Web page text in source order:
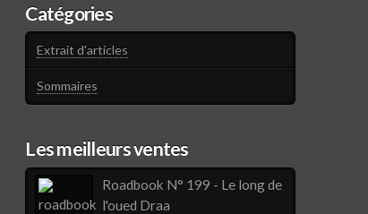
Catégories
Extrait d'articles
Sommaires
Les meilleurs ventes
Roadbook N° 199 - Le long de
l'oued Draa